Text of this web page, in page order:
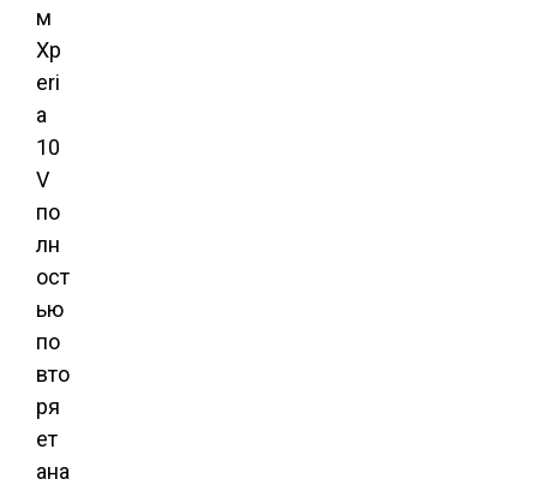
м
Xp
eri
a
10
V
по
лн
ост
ью
по
вто
ря
ет
ана